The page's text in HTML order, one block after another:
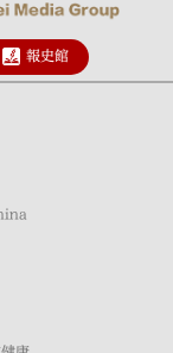
報史館